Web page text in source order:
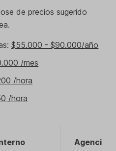
de precios sugerido
$55.000 - $90.000/año
/mes
/hora
/hora
Agencia